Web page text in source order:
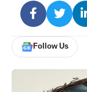
Follow Us